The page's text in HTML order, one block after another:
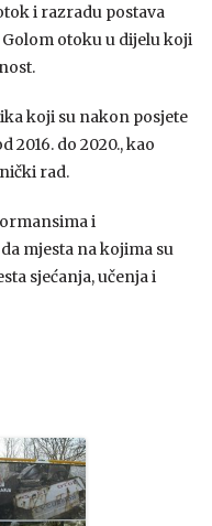
i razradu postava
otoku u dijelu koji
koji su nakon posjete
do 2020., kao
rad.
i
mjesta na kojima su
sjećanja, učenja i